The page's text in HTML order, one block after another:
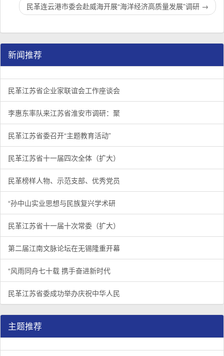
民革连云港市委会赴威海开展“海洋经济高质量发展”调研 →
新闻推荐
民革江苏省企业家联谊会工作座谈会在宁召开
1/3 李惠东率队来江苏省淮安市调研：聚焦民革党员之家建设管
2/3 民革江苏省委召开“主题教育活动” 领导班子民主生活会
3/3
民革江苏省企业家联谊会工作座谈会
李惠东率队来江苏省淮安市调研：聚
民革江苏省委召开“主题教育活动”
民革江苏省十一届四次全体（扩大）
民革榜样人物、示范支部、优秀党员
“孙中山实业思想与民族复兴学术研
民革江苏省十一届十次常委（扩大）
第二届江南文脉论坛在无锡隆重开幕
“风雨同舟七十载 携手奋进新时代
民革江苏省委成功举办庆祝中华人民
主题推荐